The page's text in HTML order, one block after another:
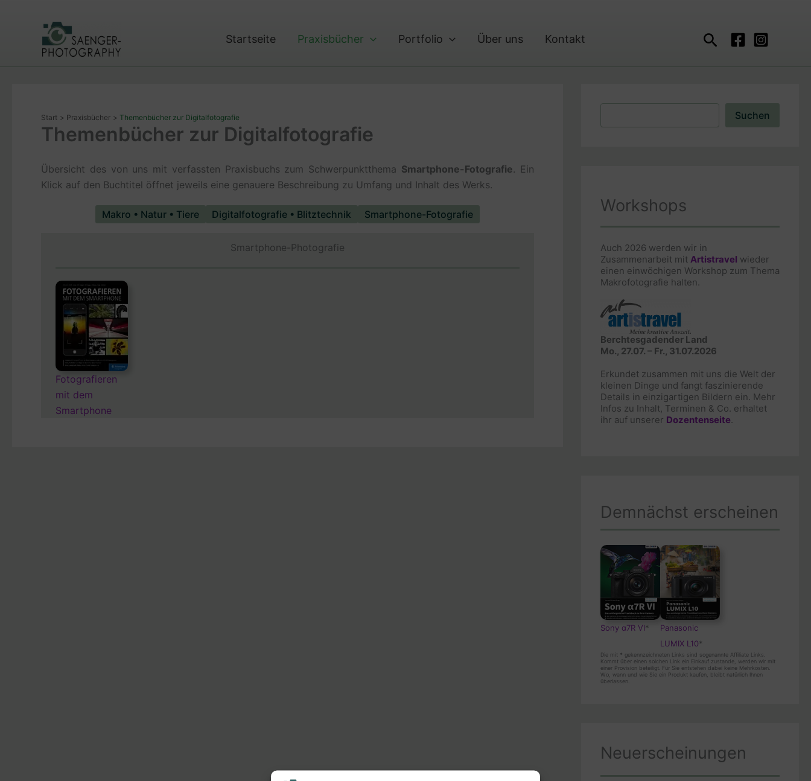
Startseite Praxisbücher Portfolio Über uns Kontakt Suchen
Start Praxisbücher Themenbücher zur Digitalfotografie
Themenbücher zur Digitalfotografie
Übersicht des von uns mit verfassten Praxisbuchs zum Schwerpunktthema Smartphone-Fotografie. Ein
Klick auf den Buchtitel öffnet jeweils eine genauere Beschreibung zu Umfang und Inhalt des Werks.
Makro • Natur • Tiere Digitalfotografie • Blitztechnik Smartphone-Fotografie
Smartphone-Photografie
Fotografieren
mit dem
Smartphone
Suchen
Workshops
Auch 2026 werden wir in
Zusammenarbeit mit Artistravel wieder
einen einwöchigen Workshop zum Thema
Makrofotografie halten.
Berchtesgadender Land
Mo., 27.07. – Fr., 31.07.2026
Erkundet zusammen mit uns die Welt der
kleinen Dinge und fangt faszinierende
Details in einzigartigen Bildern ein. Mehr
Infos zu Inhalt, Terminen & Co. erhaltet
ihr auf unserer Dozentenseite
Demnächst erscheinen
Sony α7R VI*
Panasonic
LUMIX L10*
Die mit * gekennzeichneten Links sind sogenannte Affiliate Links.
Kommt über einen solchen Link ein Einkauf zustande, werden wir mit
einer Provision beteiligt. Für Sie entstehen dabei keine Mehrkosten.
Wo, wann und wie Sie ein Produkt kaufen, bleibt natürlich Ihnen
überlassen.
Neuerscheinungen